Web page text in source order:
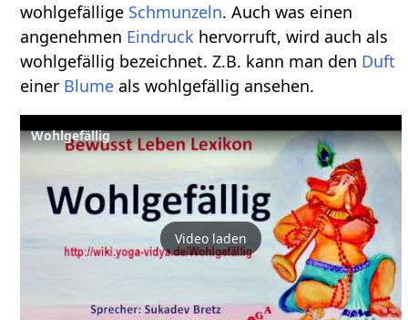
wohlgefällige Schmunzeln. Auch was einen
angenehmen Eindruck hervorruft, wird auch als
wohlgefällig bezeichnet. Z.B. kann man den Duft
einer Blume als wohlgefällig ansehen.
Wohlgefällig‏‎
Video laden